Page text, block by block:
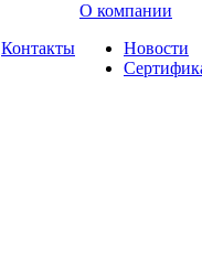
Контакты
О компании
Новости